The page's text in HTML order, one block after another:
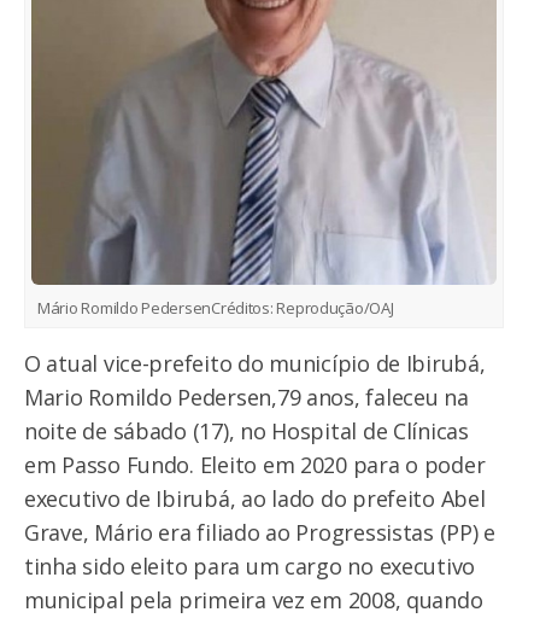
Mário Romildo PedersenCréditos: Reprodução/OAJ
O atual vice-prefeito do município de Ibirubá,
Mario Romildo Pedersen,79 anos, faleceu na
noite de sábado (17), no Hospital de Clínicas
em Passo Fundo. Eleito em 2020 para o poder
executivo de Ibirubá, ao lado do prefeito Abel
Grave, Mário era filiado ao Progressistas (PP) e
tinha sido eleito para um cargo no executivo
municipal pela primeira vez em 2008, quando